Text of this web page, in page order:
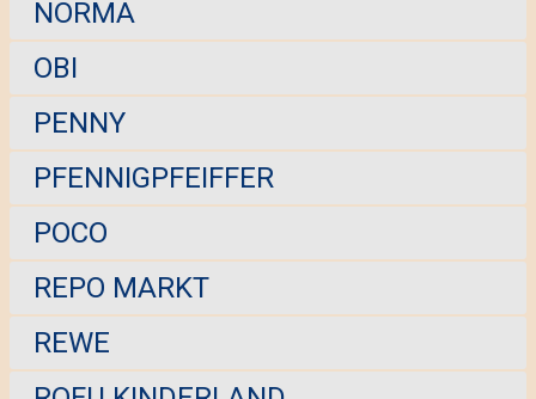
NORMA
OBI
PENNY
PFENNIGPFEIFFER
POCO
REPO MARKT
REWE